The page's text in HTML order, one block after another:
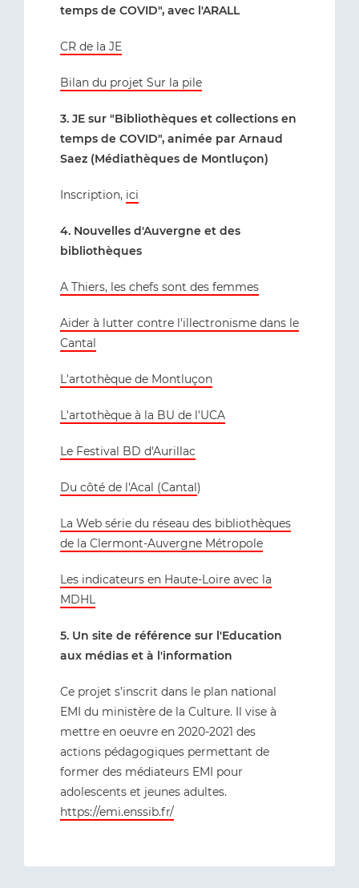
temps de COVID", avec l'ARALL
CR de la JE
Bilan du projet Sur la pile
3. JE sur "Bibliothèques et collections en
temps de COVID", animée par Arnaud
Saez (Médiathèques de Montluçon)
Inscription, ici
4. Nouvelles d'Auvergne et des
bibliothèques
A Thiers, les chefs sont des femmes
Aider à lutter contre l'illectronisme dans le
Cantal
L'artothèque de Montluçon
L'artothèque à la BU de l'UCA
Le Festival BD d'Aurillac
Du côté de l'Acal (Cantal)
La Web série du réseau des bibliothèques
de la Clermont-Auvergne Métropole
Les indicateurs en Haute-Loire avec la
MDHL
5. Un site de référence sur l'Education
aux médias et à l'information
Ce projet s’inscrit dans le plan national
EMI du ministère de la Culture. Il vise à
mettre en oeuvre en 2020-2021 des
actions pédagogiques permettant de
former des médiateurs EMI pour
adolescents et jeunes adultes.
https://emi.enssib.fr/